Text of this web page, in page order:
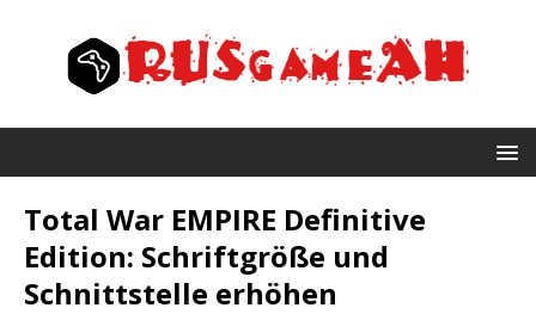
Total War EMPIRE Definitive
Edition: Schriftgröße und
Schnittstelle erhöhen